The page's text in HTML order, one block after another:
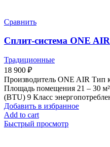
Сравнить
Сплит-система ONE
Традиционные
18 900 ₽
Производитель ONE AIR Тип
Площадь помещения 21 – 30
(BTU) 9 Класс
Добавить в избранное
Add to cart
Быстрый просмотр